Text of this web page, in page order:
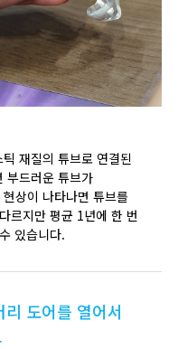
재질의 튜브로 연결된
부드러운 튜브가
상이 나타나면 튜브를
르지만 평균 1년에 한 번
있습니다.
도어를 열어서